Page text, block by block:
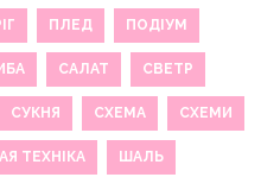
ПЛЕД ПОДІУМ
САЛАТ СВЕТР
СУКНЯ СХЕМА СХЕМИ
ТЕХНІКА ШАЛЬ